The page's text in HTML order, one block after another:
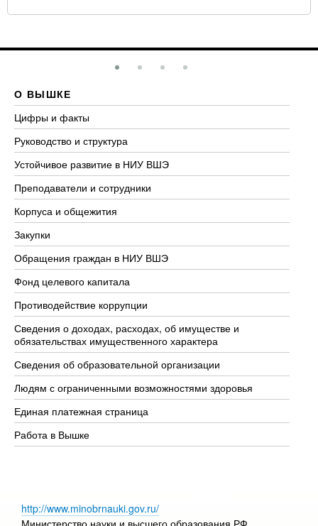
О ВЫШКЕ
Цифры и факты
Руководство и структура
Устойчивое развитие в НИУ ВШЭ
Преподаватели и сотрудники
Корпуса и общежития
Закупки
Обращения граждан в НИУ ВШЭ
Фонд целевого капитала
Противодействие коррупции
Сведения о доходах, расходах, об имуществе и
обязательствах имущественного характера
Сведения об образовательной организации
Людям с ограниченными возможностями здоровья
Единая платежная страница
Работа в Вышке
http://www.minobrnauki.gov.ru/
Министерство науки и высшего образования РФ